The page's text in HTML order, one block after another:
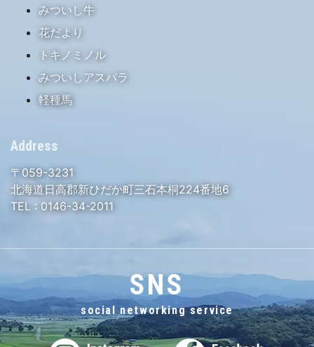
みついし牛
花だより
トキノミノル
みついしアスパラ
軽種馬
Address
〒059-3231
北海道日高郡新ひだか町三石本桐224番地6
TEL : 0146-34-2011
SNS
social networking service